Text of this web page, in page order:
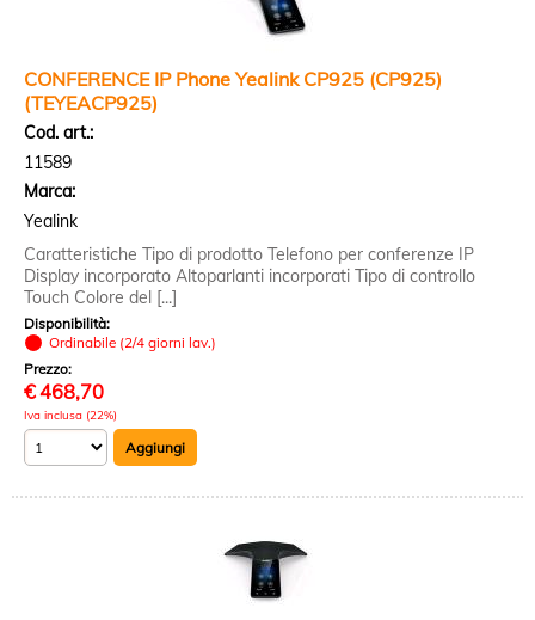
CONFERENCE IP Phone Yealink CP925 (CP925)
(TEYEACP925)
Cod. art.:
11589
Marca:
Yealink
Caratteristiche Tipo di prodotto Telefono per conferenze IP
Display incorporato Altoparlanti incorporati Tipo di controllo
Touch Colore del [...]
Disponibilità:
Ordinabile (2/4 giorni lav.)
Prezzo:
€468,70
Iva inclusa (22%)